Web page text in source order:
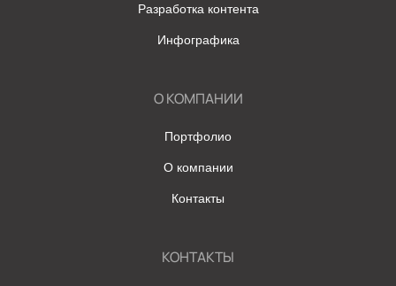
Разработка контента
Инфографика
О КОМПАНИИ
Портфолио
О компании
Контакты
КОНТАКТЫ